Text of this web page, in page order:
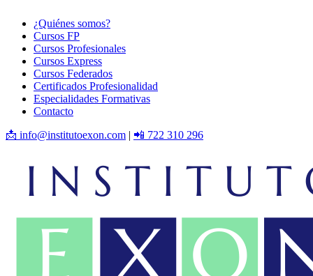
¿Quiénes somos?
Cursos FP
Cursos Profesionales
Cursos Express
Cursos Federados
Certificados Profesionalidad
Especialidades Formativas
Contacto
📩 info@institutoexon.com | 📲 722 310 296